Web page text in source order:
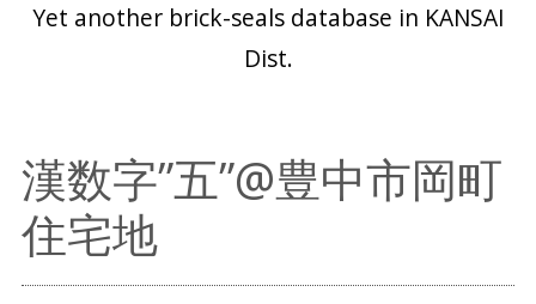
Yet another brick-seals database in KANSAI
Dist.
漢数字”五”@豊中市岡町
住宅地